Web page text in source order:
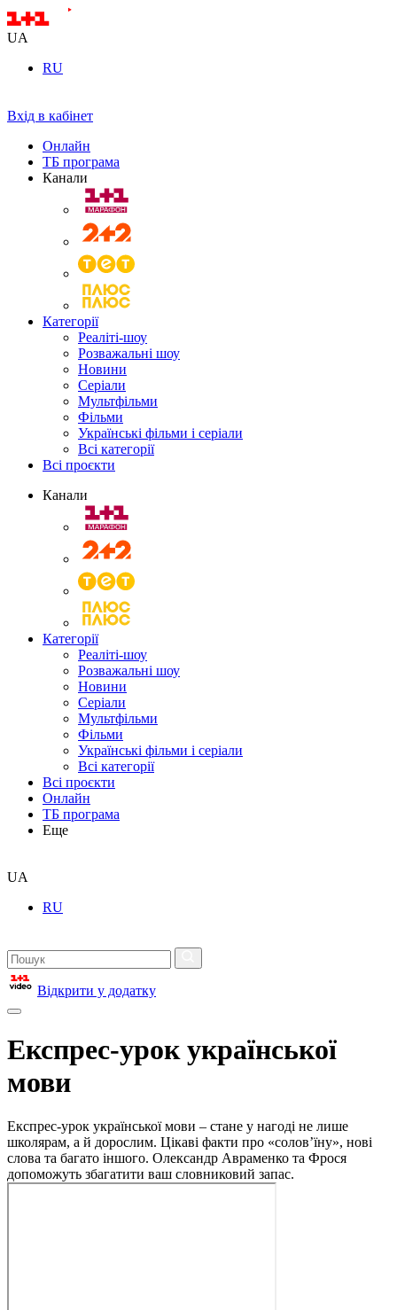
UA
RU
Вхід в кабінет
Онлайн
ТБ програма
Канали
Категорії
Реаліті-шоу
Розважальні шоу
Новини
Серіали
Мультфільми
Фільми
Українські фільми і серіали
Всі категорії
Всі проєкти
Канали
Категорії
Реаліті-шоу
Розважальні шоу
Новини
Серіали
Мультфільми
Фільми
Українські фільми і серіали
Всі категорії
Всі проєкти
Онлайн
ТБ програма
Еще
UA
RU
Відкрити у додатку
Експрес-урок української
мови
Експрес-урок української мови – стане у нагоді не лише
школярам, а й дорослим. Цікаві факти про «солов’їну», нові
слова та багато іншого. Олександр Авраменко та Фрося
допоможуть збагатити ваш словниковий запас.